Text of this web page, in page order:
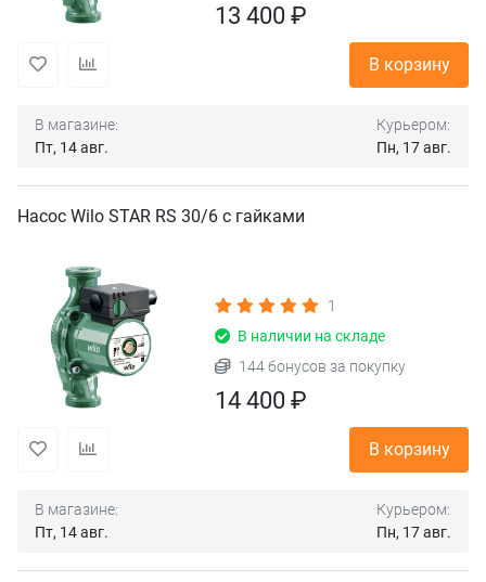
13 400 ₽
В корзину
В магазине:
Пт, 14 авг.
Курьером:
Пн, 17 авг.
Насос Wilo STAR RS 30/6 с гайками
1
В наличии на складе
144 бонусов за покупку
14 400 ₽
В корзину
В магазине:
Пт, 14 авг.
Курьером:
Пн, 17 авг.